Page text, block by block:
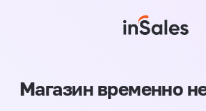
Магазин временно